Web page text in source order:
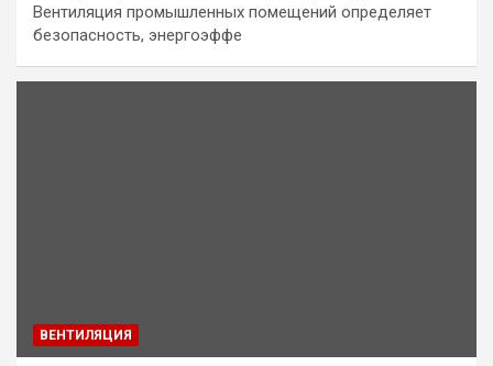
Вентиляция промышленных помещений определяет
безопасность, энергоэффе
ВЕНТИЛЯЦИЯ